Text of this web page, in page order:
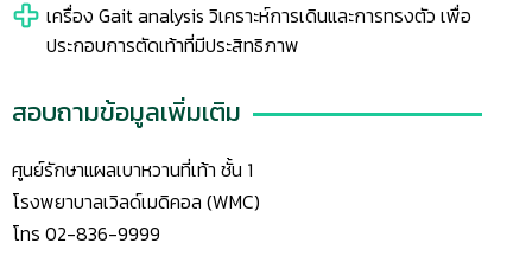
เครื่อง Gait analysis วิเคราะห์การเดินและการทรงตัว เพื่อ
ประกอบการตัดเท้าที่มีประสิทธิภาพ
สอบถามข้อมูลเพิ่มเติม
ศูนย์รักษาแผลเบาหวานที่เท้า ชั้น 1
โรงพยาบาลเวิลด์เมดิคอล (WMC)
โทร 02-836-9999